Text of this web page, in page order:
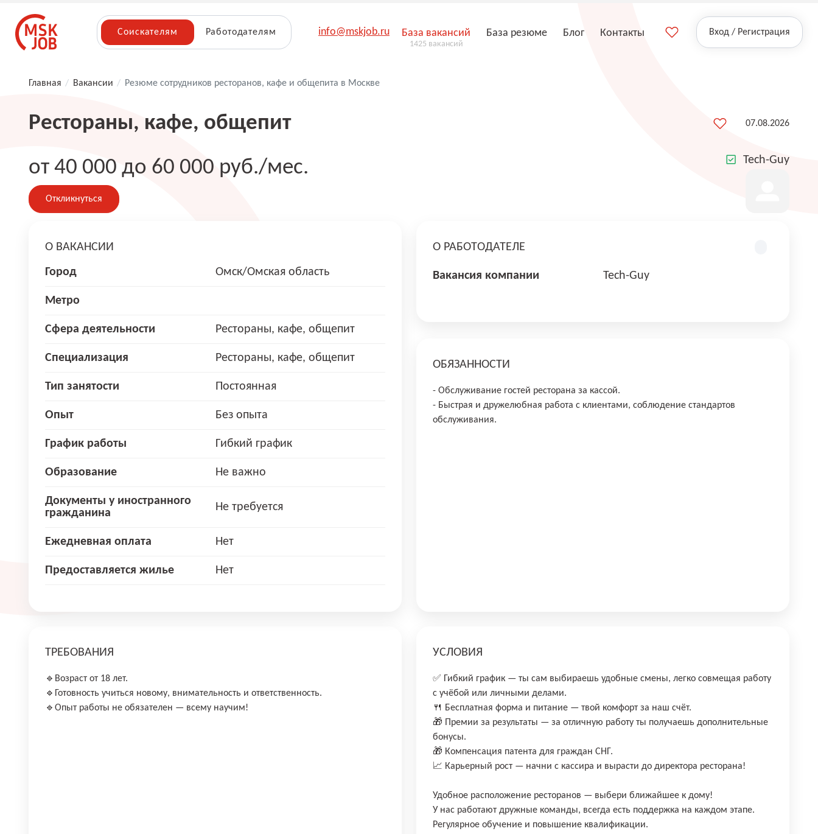
Соискателям Работодателям info@mskjob.ru База вакансий
1425 вакансий
База резюме Блог Контакты Вход / Регистрация
Главная / Вакансии / Резюме сотрудников ресторанов, кафе и общепита в Москве
Рестораны, кафе, общепит 07.08.2026
от 40 000 до 60 000 руб./мес.
Откликнуться
Tech-Guy
О ВАКАНСИИ
Город Омск/Омская область
Метро
Сфера деятельности Рестораны, кафе, общепит
Специализация Рестораны, кафе, общепит
Тип занятости Постоянная
Опыт Без опыта
График работы Гибкий график
Образование Не важно
Документы у иностранного
гражданина
Не требуется
Ежедневная оплата Нет
Предоставляется жилье Нет
О РАБОТОДАТЕЛЕ
Вакансия компании Tech-Guy
ОБЯЗАННОСТИ
- Обслуживание гостей ресторана за кассой.
- Быстрая и дружелюбная работа с клиентами, соблюдение стандартов
обслуживания.
ТРЕБОВАНИЯ
🔹Возраст от 18 лет.
🔹Готовность учиться новому, внимательность и ответственность.
🔹Опыт работы не обязателен — всему научим!
УСЛОВИЯ
✅ Гибкий график — ты сам выбираешь удобные смены, легко совмещая работу
с учёбой или личными делами.
🍴 Бесплатная форма и питание — твой комфорт за наш счёт.
🎁 Премии за результаты — за отличную работу ты получаешь дополнительные
бонусы.
🎁 Компенсация патента для граждан СНГ.
📈 Карьерный рост — начни с кассира и вырасти до директора ресторана!
Удобное расположение ресторанов — выбери ближайшее к дому!
У нас работают дружные команды, всегда есть поддержка на каждом этапе.
Регулярное обучение и повышение квалификации.